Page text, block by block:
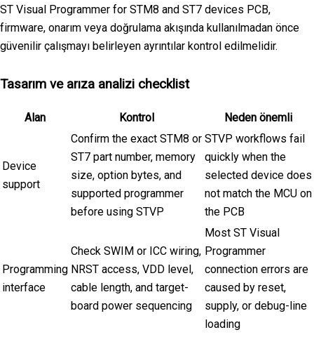
ST Visual Programmer for STM8 and ST7 devices PCB,
firmware, onarım veya doğrulama akışında kullanılmadan önce
güvenilir çalışmayı belirleyen ayrıntılar kontrol edilmelidir.
Tasarım ve arıza analizi checklist
Alan Kontrol Neden önemli
Device
support
Confirm the exact STM8 or
ST7 part number, memory
size, option bytes, and
supported programmer
before using STVP
STVP workflows fail
quickly when the
selected device does
not match the MCU on
the PCB
Programming
interface
Check SWIM or ICC wiring,
NRST access, VDD level,
cable length, and target-
board power sequencing
Most ST Visual
Programmer
connection errors are
caused by reset,
supply, or debug-line
loading